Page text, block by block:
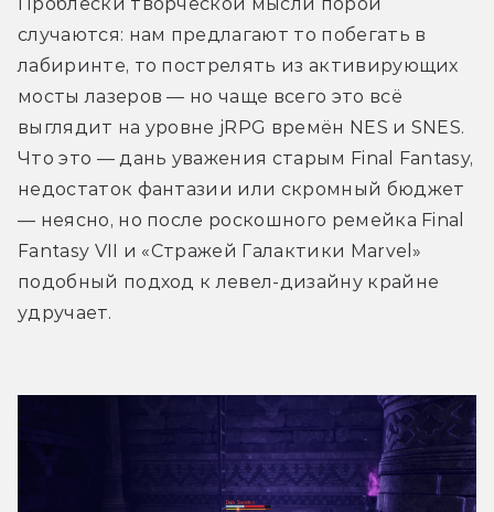
случаются: нам предлагают то побегать в
лабиринте, то пострелять из активирующих
мосты лазеров — но чаще всего это всё
выглядит на уровне jRPG времён NES и SNES.
Что это — дань уважения старым Final Fantasy,
недостаток фантазии или скромный бюджет
— неясно, но после роскошного ремейка Final
Fantasy VII и «Стражей Галактики Marvel»
подобный подход к левел-дизайну крайне
удручает.